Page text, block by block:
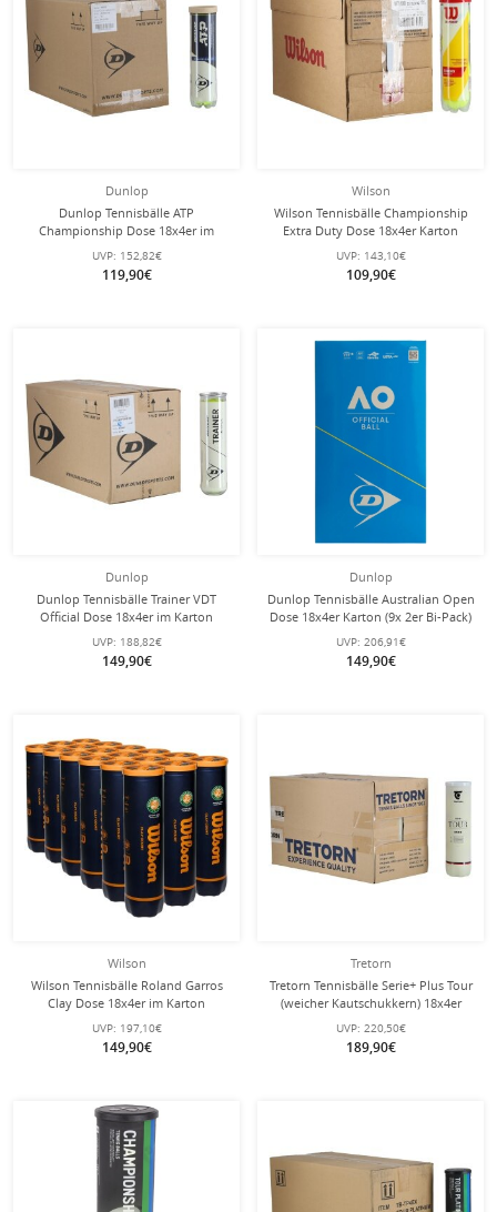
Dunlop
Dunlop Tennisbälle ATP
Championship Dose 18x4er im
Karton
UVP: 152,82€
119,90€
Wilson
Wilson Tennisbälle Championship
Extra Duty Dose 18x4er Karton
UVP: 143,10€
109,90€
Dunlop
Dunlop Tennisbälle Trainer VDT
Official Dose 18x4er im Karton
UVP: 188,82€
149,90€
Dunlop
Dunlop Tennisbälle Australian Open
Dose 18x4er Karton (9x 2er Bi-Pack)
UVP: 206,91€
149,90€
Wilson
Wilson Tennisbälle Roland Garros
Clay Dose 18x4er im Karton
UVP: 197,10€
149,90€
Tretorn
Tretorn Tennisbälle Serie+ Plus Tour
(weicher Kautschukkern) 18x4er
Karton
UVP: 220,50€
189,90€